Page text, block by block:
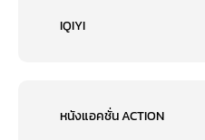
IQIYI
หนังแอคชั่น ACTION